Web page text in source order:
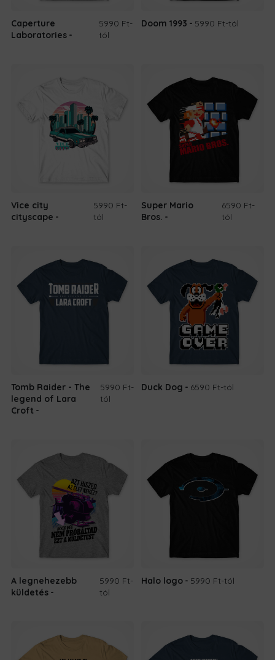
Caperture
Laboratories
5990 Ft-
tól
Doom 1993 5990 Ft-tól
Vice city
cityscape
5990 Ft-
tól
Super Mario
Bros.
6590 Ft-
tól
Tomb Raider - The
legend of Lara
Croft
5990 Ft-
tól
Duck Dog 6590 Ft-tól
A legnehezebb
küldetés
5990 Ft-
tól
Halo logo 5990 Ft-tól